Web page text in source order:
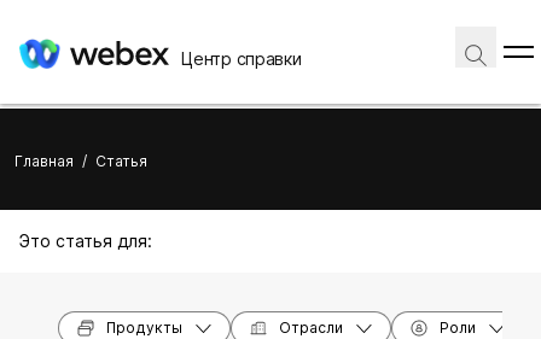
Центр справки
Главная / Статья
Это статья для:
Продукты Отрасли Роли